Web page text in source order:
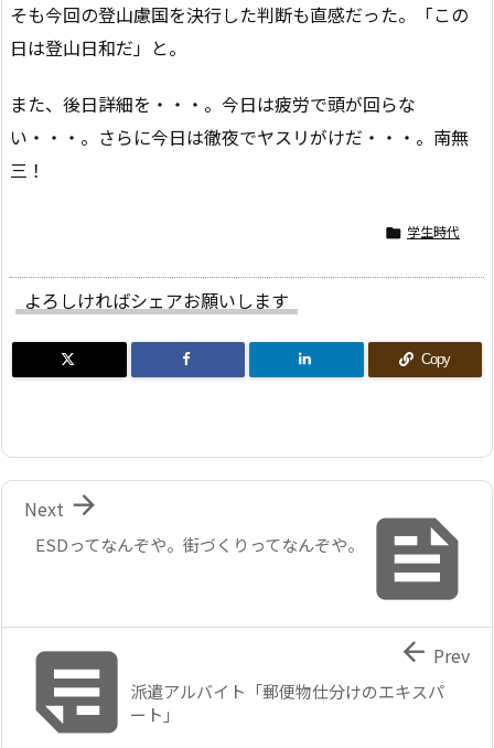
そも今回の登山慮国を決行した判断も直感だった。「この
日は登山日和だ」と。
また、後日詳細を・・・。今日は疲労で頭が回らな
い・・・。さらに今日は徹夜でヤスリがけだ・・・。南無
三！
 学生時代
よろしければシェアお願いします
Copy

ESDってなんぞや。街づくりってなんぞや。

Next
派遣アルバイト「郵便物仕分けのエキスパ
ート」
 Prev